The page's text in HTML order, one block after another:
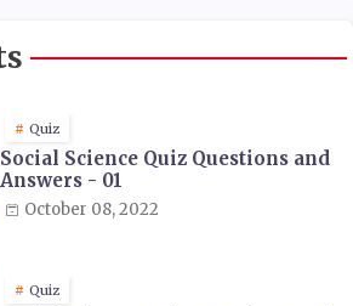
Quiz
Social Science Quiz Questions and
Answers - 01
October 08, 2022
Quiz